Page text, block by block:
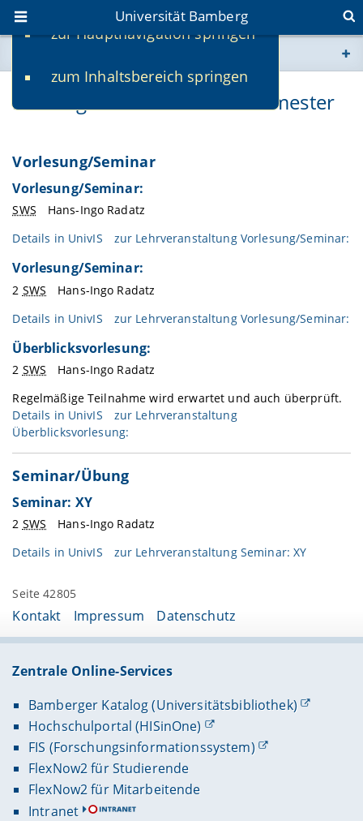
zur Hauptnavigation springen
zum Inhaltsbereich springen
Universität Bamberg
www.uni-bamberg.de
fis.uni-bamberg.de
Lehrangebot im aktuellen Semester
Vorlesung/Seminar
Vorlesung/Seminar:
SWS
Hans-Ingo Radatz
Details in UnivIS zur Lehrveranstaltung Vorlesung/Seminar:
Vorlesung/Seminar:
2 SWS
Hans-Ingo Radatz
Details in UnivIS zur Lehrveranstaltung Vorlesung/Seminar:
Überblicksvorlesung:
2 SWS
Hans-Ingo Radatz
Regelmäßige Teilnahme wird erwartet und auch überprüft.
Details in UnivIS
zur Lehrveranstaltung
Überblicksvorlesung:
Seminar/Übung
Seminar: XY
2 SWS
Hans-Ingo Radatz
Details in UnivIS zur Lehrveranstaltung Seminar: XY
Seite 42805
Kontakt Impressum Datenschutz
Zentrale Online-Services
Bamberger Katalog (Universitätsbibliothek)
Hochschulportal (HISinOne)
FIS (Forschungsinformationssystem)
FlexNow2 für Studierende
FlexNow2 für Mitarbeitende
Intranet